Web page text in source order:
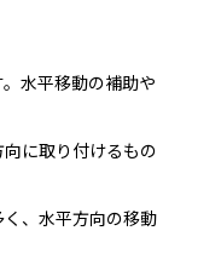
水平移動の補助や
に取り付けるもの
、水平方向の移動